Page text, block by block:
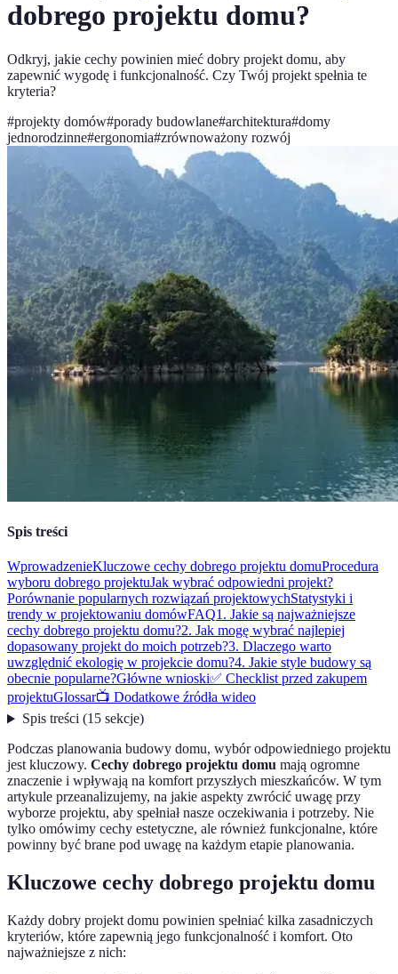
dobrego projektu domu?
Odkryj, jakie cechy powinien mieć dobry projekt domu, aby
zapewnić wygodę i funkcjonalność. Czy Twój projekt spełnia te
kryteria?
#projekty domów#porady budowlane#architektura#domy
jednorodzinne#ergonomia#zrównoważony rozwój
Spis treści
WprowadzenieKluczowe cechy dobrego projektu domuProcedura
wyboru dobrego projektuJak wybrać odpowiedni projekt?
Porównanie popularnych rozwiązań projektowychStatystyki i
trendy w projektowaniu domówFAQ1. Jakie są najważniejsze
cechy dobrego projektu domu?2. Jak mogę wybrać najlepiej
dopasowany projekt do moich potrzeb?3. Dlaczego warto
uwzględnić ekologię w projekcie domu?4. Jakie style budowy są
obecnie popularne?Główne wnioski✅ Checklist przed zakupem
projektuGlossar📺 Dodatkowe źródła wideo
Spis treści(15 sekcje)
Podczas planowania budowy domu, wybór odpowiedniego projektu
jest kluczowy. Cechy dobrego projektu domu mają ogromne
znaczenie i wpływają na komfort przyszłych mieszkańców. W tym
artykule przeanalizujemy, na jakie aspekty zwrócić uwagę przy
wyborze projektu, aby spełniał nasze oczekiwania i potrzeby. Nie
tylko omówimy cechy estetyczne, ale również funkcjonalne, które
powinny być brane pod uwagę na każdym etapie planowania.
Kluczowe cechy dobrego projektu domu
Każdy dobry projekt domu powinien spełniać kilka zasadniczych
kryteriów, które zapewnią jego funkcjonalność i komfort. Oto
najważniejsze z nich: